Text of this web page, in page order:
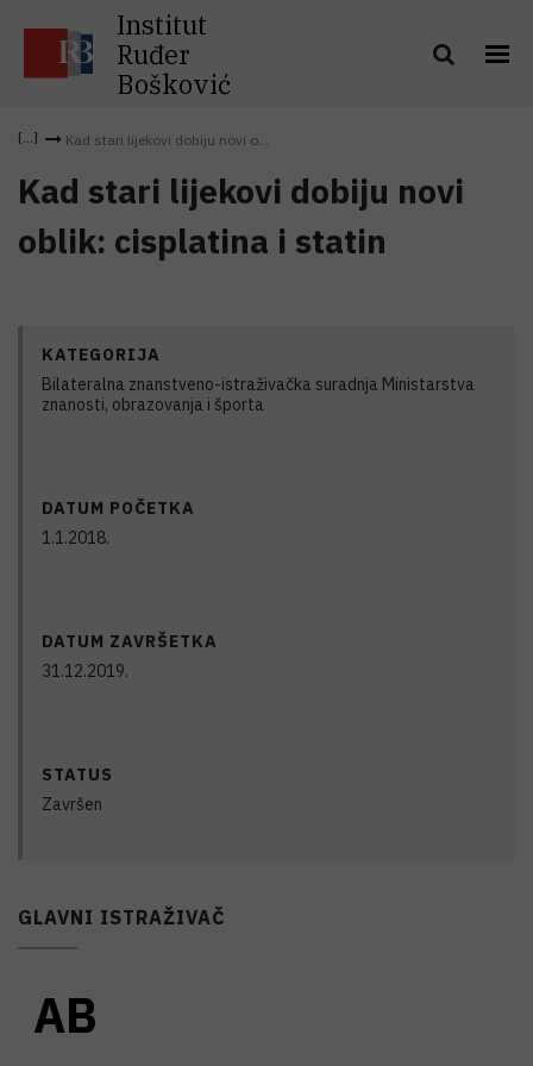
Institut
Ruđer
Bošković
Kad stari lijekovi dobiju novi o...
Kad stari lijekovi dobiju novi
oblik: cisplatina i statin
KATEGORIJA
Bilateralna znanstveno-istraživačka suradnja Ministarstva
znanosti, obrazovanja i športa
DATUM POČETKA
1.1.2018.
DATUM ZAVRŠETKA
31.12.2019.
STATUS
Završen
GLAVNI ISTRAŽIVAČ
AB